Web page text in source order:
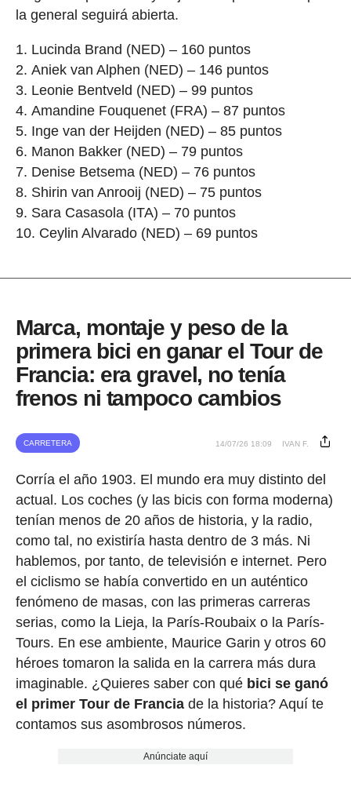
la general seguirá abierta.
Lucinda Brand (NED) – 160 puntos
Aniek van Alphen (NED) – 146 puntos
Leonie Bentveld (NED) – 99 puntos
Amandine Fouquenet (FRA) – 87 puntos
Inge van der Heijden (NED) – 85 puntos
Manon Bakker (NED) – 79 puntos
Denise Betsema (NED) – 76 puntos
Shirin van Anrooij (NED) – 75 puntos
Sara Casasola (ITA) – 70 puntos
Ceylin Alvarado (NED) – 69 puntos
Marca, montaje y peso de la
primera bici en ganar el Tour de
Francia: era gravel, no tenía
frenos ni tampoco cambios
CARRETERA 14/07/26 18:09 IVAN F.
Corría el año 1903. El mundo era muy distinto del
actual. Los coches (y las bicis con forma moderna)
tenían menos de 20 años de historia, y la radio,
como tal, no existiría hasta dentro de 3 más. Ni
hablemos, por tanto, de televisión e internet. Pero
el ciclismo se había convertido en un auténtico
fenómeno de masas, con las primeras carreras
serias, como la Lieja, la París-Roubaix o la París-
Tours. En ese ambiente, Maurice Garin y otros 60
héroes tomaron la salida en la carrera más dura
imaginable. ¿Quieres saber con qué bici se ganó
el primer Tour de Franciade la historia? Aquí te
contamos sus asombrosos números.
Anúnciate aquí